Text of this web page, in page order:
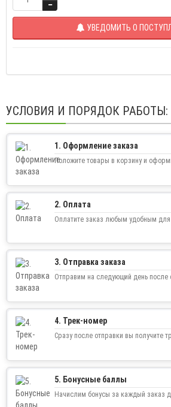
УВЕДОМИТЬ О
УСЛОВИЯ И ПОРЯДОК РАБОТЫ:
1. Оформление заказа
Положите товары в корзину и
2. Оплата
Оплатите заказ любым удобным для
3. Отправка заказа
Отправим на следующий день после
4. Трек-номер
Сразу после отправки вы получите
5. Бонусные баллы
Начислим бонусы за каждый заказ